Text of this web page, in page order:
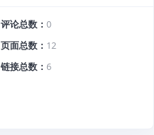
评论总数
0
页面总数
12
链接总数
6